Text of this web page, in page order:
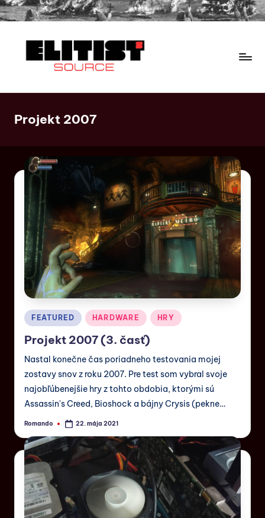
Projekt 2007
FEATURED HARDWARE HRY
Projekt 2007 (3. časť)
Nastal konečne čas poriadneho testovania mojej
zostavy snov z roku 2007. Pre test som vybral svoje
najobľúbenejšie hry z tohto obdobia, ktorými sú
Assassin's Creed, Bioshock a bájny Crysis (pekne…
Romando 22. mája 2021